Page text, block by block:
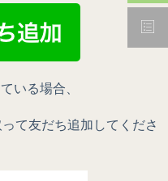
いる場合、
て友だち追加してくださ